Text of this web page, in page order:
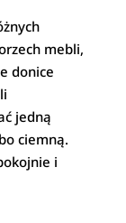
mebli,
donice
jedną
ciemną.
i